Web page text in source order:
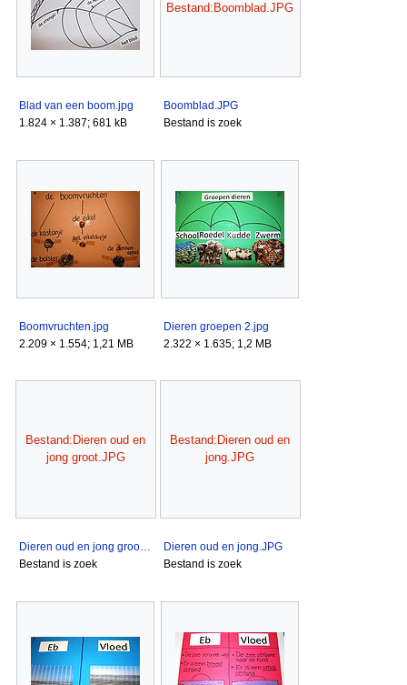
Blad van een boom.jpg
1.824 × 1.387; 681 kB
Bestand:Boomblad.JPG
Boomblad.JPG
Bestand is zoek
Boomvruchten.jpg
2.209 × 1.554; 1,21 MB
Dieren groepen 2.jpg
2.322 × 1.635; 1,2 MB
Bestand:Dieren oud en
jong groot.JPG
Dieren oud en jong groot.JPG
Bestand is zoek
Bestand:Dieren oud en
jong.JPG
Dieren oud en jong.JPG
Bestand is zoek